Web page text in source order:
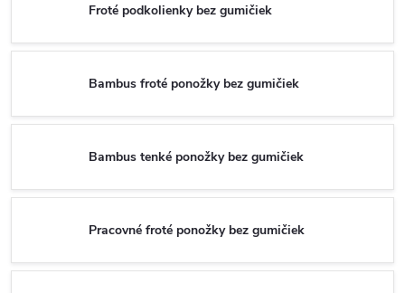
Froté podkolienky bez gumičiek
Bambus froté ponožky bez gumičiek
Bambus tenké ponožky bez gumičiek
Pracovné froté ponožky bez gumičiek